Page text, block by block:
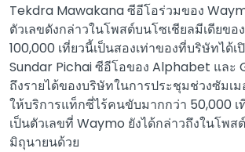
Tekdra Mawakana ซีอีโอร่วมของ
ตัวเลขดังกล่าวในโพสต์บนโซเชียลมีเดียขอ
100,000 เที่ยวนี้เป็นสองเท่าของที่บริษัทได้
Sundar Pichai ซีอีโอของ Alphabet และ
ถึงรายได้ของบริษัทในการประชุมช่วงซัมเ
ให้บริการแท็กซี่ไร้คนขับมากกว่า 50,000 เ
เป็นตัวเลขที่ Waymo ยังได้กล่าวถึงในโพส
มิถุนายนด้วย